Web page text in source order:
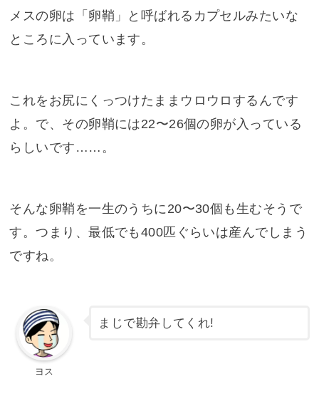
メスの卵は「卵鞘」と呼ばれるカプセルみたいな
ところに入っています。
これをお尻にくっつけたままウロウロするんです
よ。で、その卵鞘には22〜26個の卵が入っている
らしいです……。
そんな卵鞘を一生のうちに20〜30個も生むそうで
す。つまり、最低でも400匹ぐらいは産んでしまう
ですね。
ヨス
まじで勘弁してくれ!